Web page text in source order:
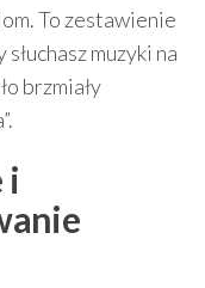
To zestawienie
muzyki na
brzmiały
i